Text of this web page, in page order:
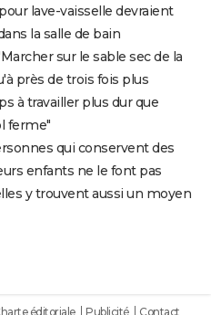
lave-vaisselle devraient
la salle de bain
sur le sable sec de la
près de trois fois plus
à travailler plus dur que
ferme"
qui conservent des
enfants ne le font pas
y trouvent aussi un moyen
éditoriale Publicité Contact